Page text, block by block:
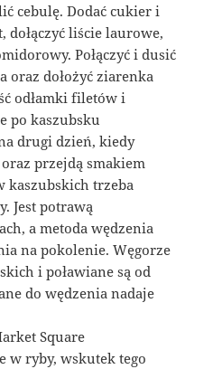
cebulę. Dodać cukier i
dołączyć liście laurowe,
Połączyć i dusić
oraz dołożyć ziarenka
odłamki filetów i
po kaszubsku
drugi dzień, kiedy
przejdą smakiem
kaszubskich trzeba
Jest potrawą
a metoda wędzenia
na pokolenie. Węgorze
i poławiane są od
do wędzenia nadaje
Square
w ryby, wskutek tego